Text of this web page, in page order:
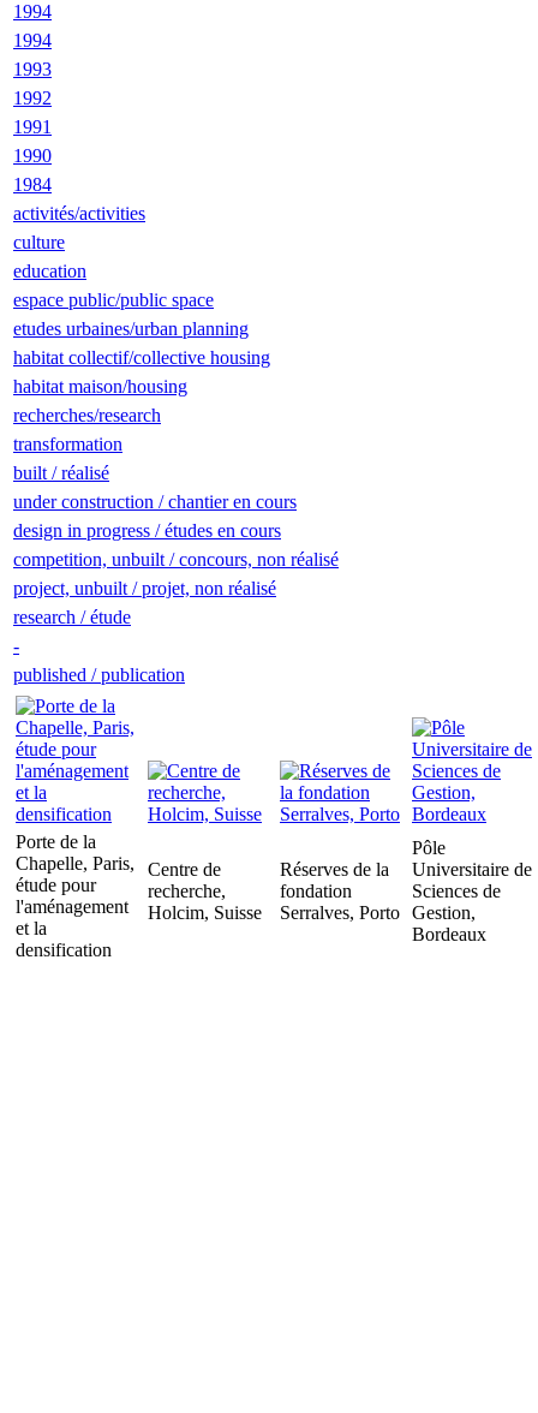
1994
1994
1993
1992
1991
1990
1984
activités/activities
culture
education
espace public/public space
etudes urbaines/urban planning
habitat collectif/collective housing
habitat maison/housing
recherches/research
transformation
built / réalisé
under construction / chantier en cours
design in progress / études en cours
competition, unbuilt / concours, non réalisé
project, unbuilt / projet, non réalisé
research / étude
-
published / publication
Porte de la
Chapelle, Paris,
étude pour
l'aménagement
et la
densification
Centre de
recherche,
Holcim, Suisse
Réserves de la
fondation
Serralves, Porto
Pôle
Universitaire de
Sciences de
Gestion,
Bordeaux